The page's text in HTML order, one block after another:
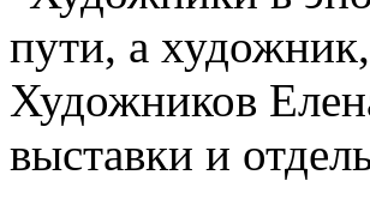
пути, а
Художников
выставки и